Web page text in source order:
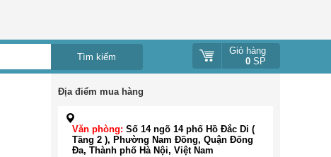
Giỏ hàng
0 SP
Địa điểm mua hàng
Văn phòng: Số 14 ngõ 14 phố Hồ Đắc Di (
Tầng 2 ), Phường Nam Đồng, Quận Đống
Đa, Thành phố Hà Nội, Việt Nam